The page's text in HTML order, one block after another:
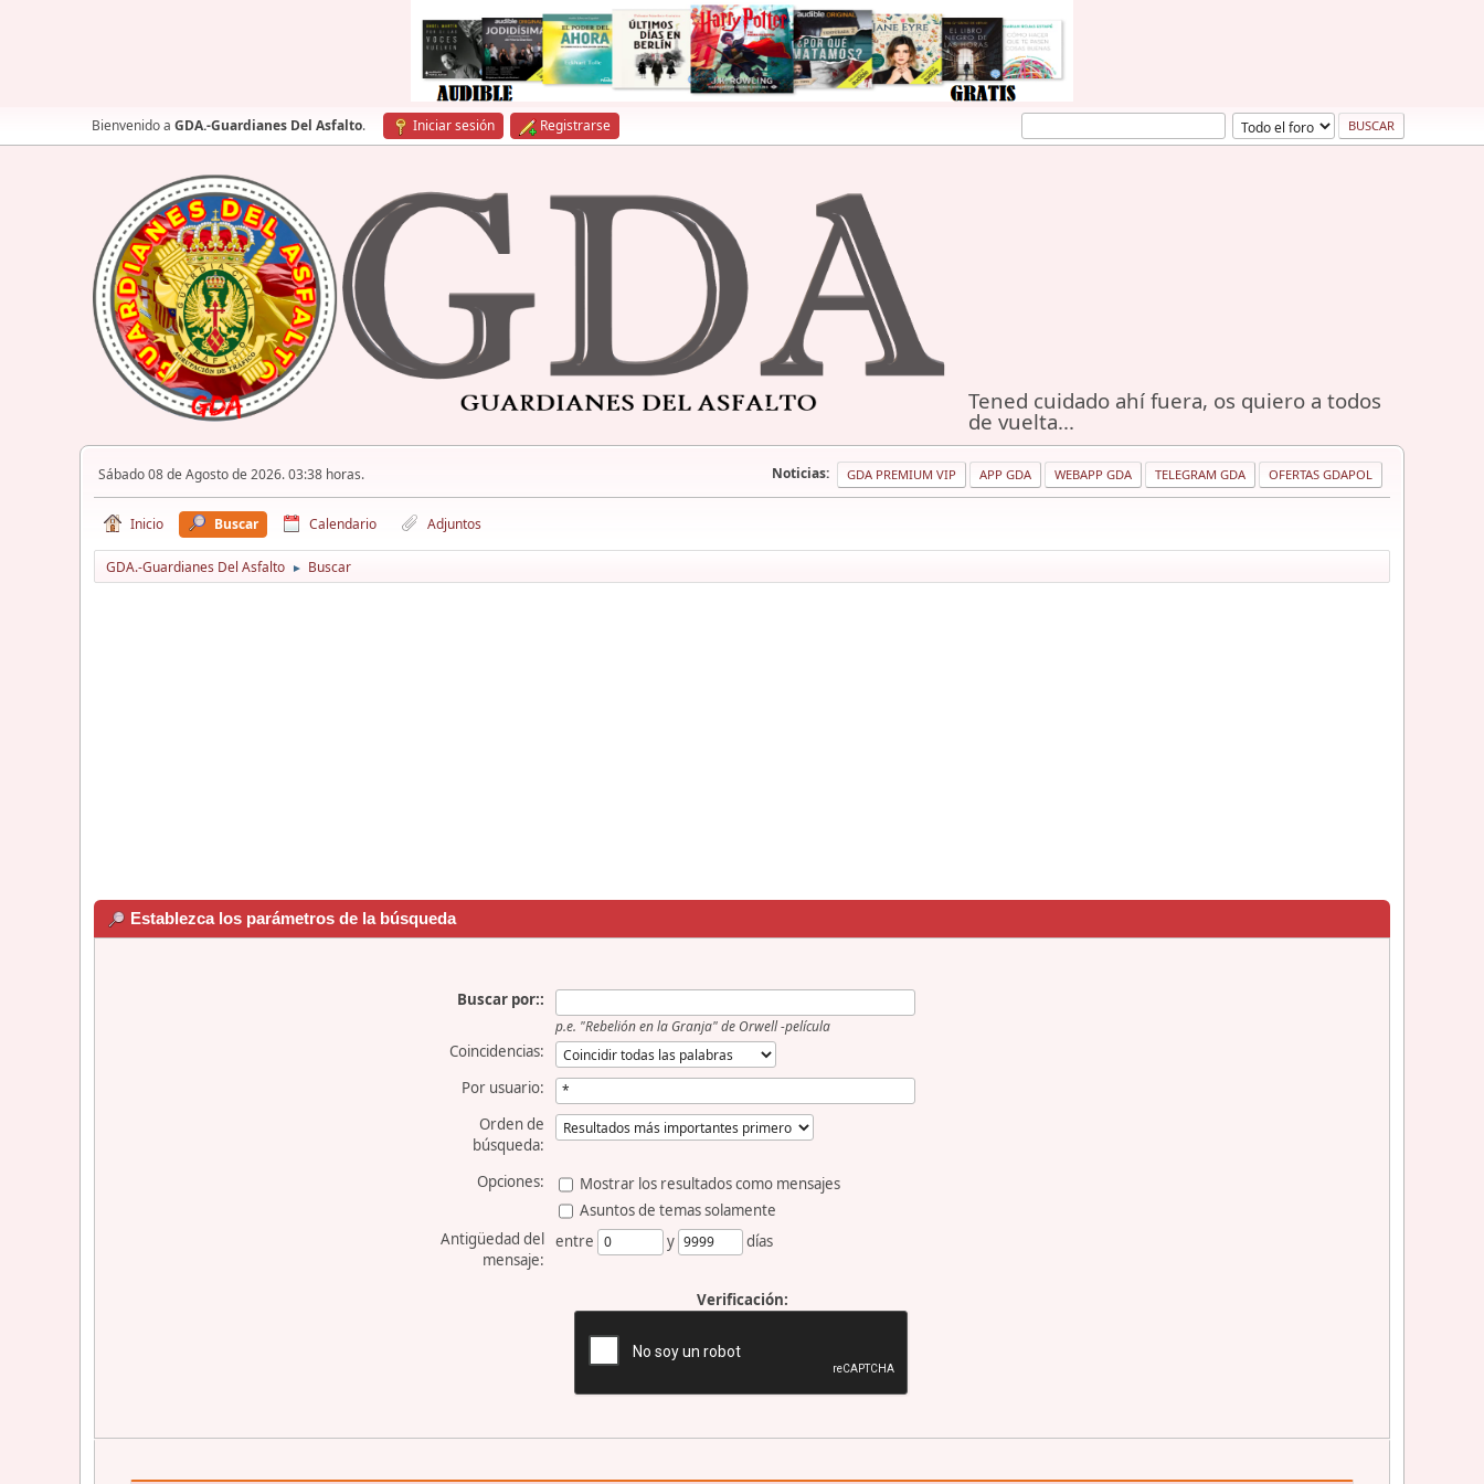
Bienvenido a GDA.-Guardianes Del Asfalto. Iniciar sesión Registrarse
Tened cuidado ahí fuera, os quiero a todos
de vuelta...
Sábado 08 de Agosto de 2026. 03:38 horas. Noticias: GDA PREMIUM VIP APP GDA WEBAPP GDA TELEGRAM GDA OFERTAS GDAPOL
Inicio Buscar Calendario Adjuntos
GDA.-Guardianes Del Asfalto ► Buscar
Establezca los parámetros de la búsqueda
Buscar por::
p.e. "Rebelión en la Granja" de Orwell -película
Coincidencias:
Por usuario:
Orden de
búsqueda:
Opciones:
Mostrar los resultados como mensajes
Asuntos de temas solamente
Antigüedad del
mensaje:
entre y días
Verificación: